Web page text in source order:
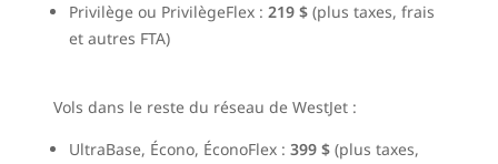
Privilège ou PrivilègeFlex : 219 $ (plus taxes, frais
et autres FTA)
Vols dans le reste du réseau de WestJet :
UltraBase, Écono, ÉconoFlex : 399 $ (plus taxes,